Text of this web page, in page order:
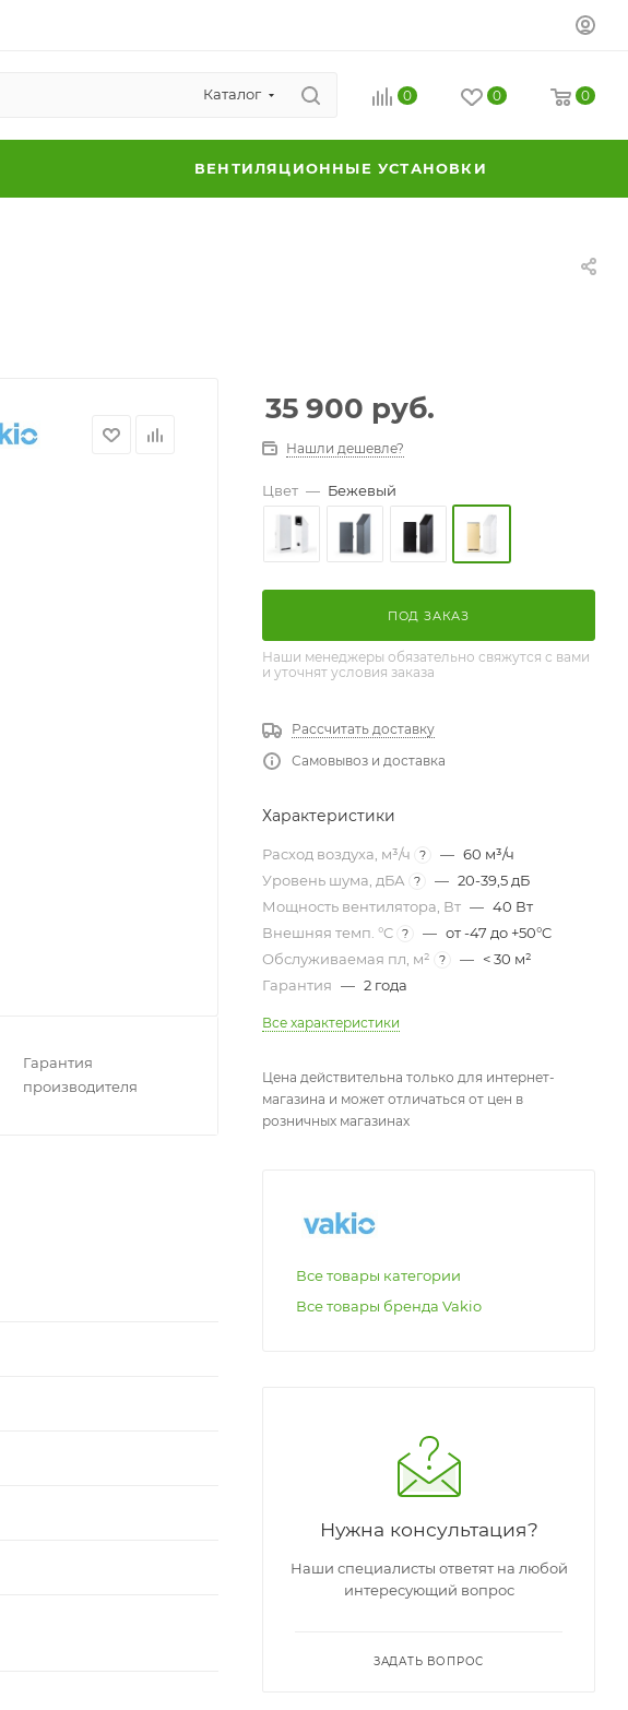
Каталог 0 0 0
ВЕНТИЛЯЦИОННЫЕ УСТАНОВКИ
Гарантия
производителя
35 900 руб.
Нашли дешевле?
Цвет — Бежевый
ПОД ЗАКАЗ
Наши менеджеры обязательно свяжутся с вами
и уточнят условия заказа
Рассчитать доставку
Самовывоз и доставка
Характеристики
Расход воздуха, м³/ч ? — 60 м³/ч
Уровень шума, дБА
? — 20-39,5 дБ
Мощность вентилятора, Вт — 40 Вт
Внешняя темп. °C ? — от -47 до +50°C
Обслуживаемая пл, м²
? — < 30 м²
Гарантия — 2 года
Все характеристики
Цена действительна только для интернет-
магазина и может отличаться от цен в
розничных магазинах
Все товары категории
Все товары бренда Vakio
Нужна консультация?
Наши специалисты ответят на любой
интересующий вопрос
ЗАДАТЬ ВОПРОС